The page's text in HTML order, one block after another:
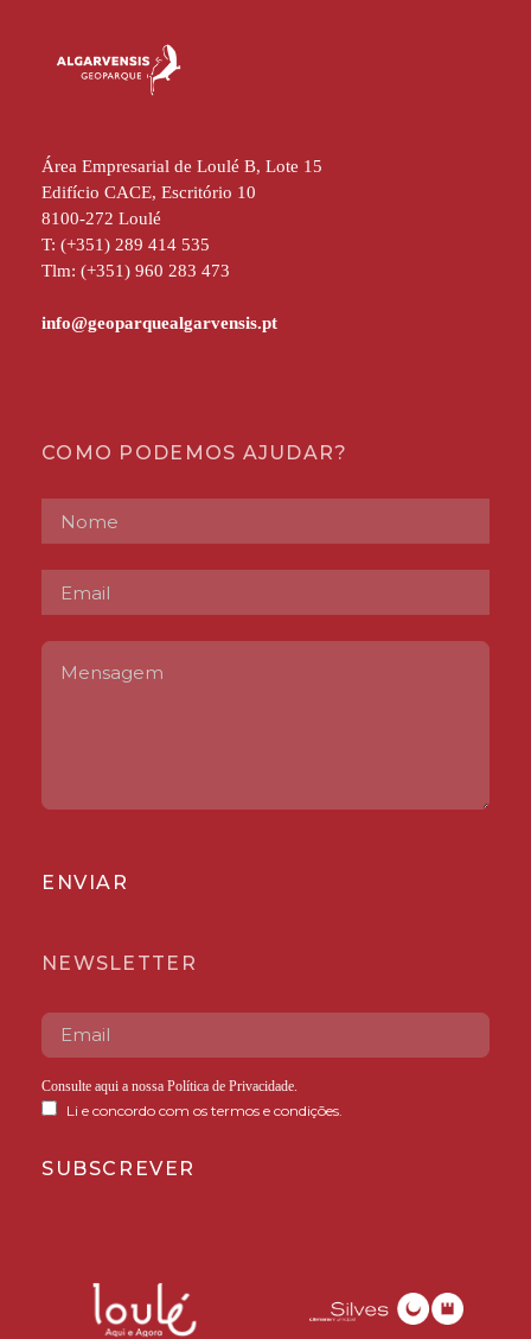
Área Empresarial de Loulé B, Lote 15
Edifício CACE, Escritório 10
8100-272 Loulé
T: (+351) 289 414 535
Tlm: (+351) 960 283 473
COMO PODEMOS AJUDAR?
ENVIAR
NEWSLETTER
Consulte aqui a nossa Política de Privacidade.
Li e concordo com os termos e condições.